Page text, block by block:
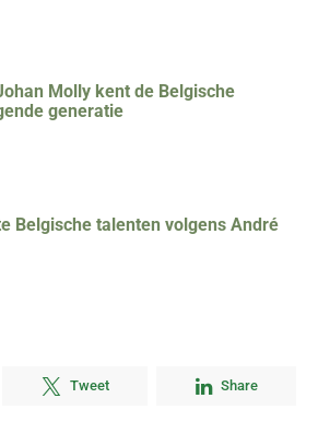
Molly kent de Belgische
generatie
Belgische talenten volgens André
Tweet Share